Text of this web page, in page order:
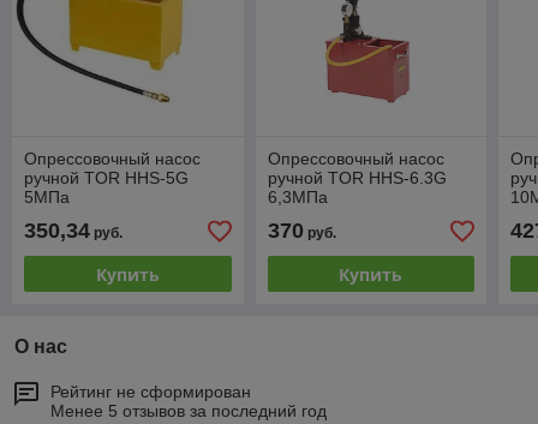
Опрессовочный насос
ручной TOR HHS-5G
5МПа
350,34 руб.
Купить
Опрессовочный насос
ручной TOR HHS-6.3G
6,3МПа
370руб.
Купить
О нас
Рейтинг не сформирован
Менее 5 отзывов за последний год